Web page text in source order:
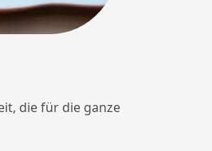
die für die ganze